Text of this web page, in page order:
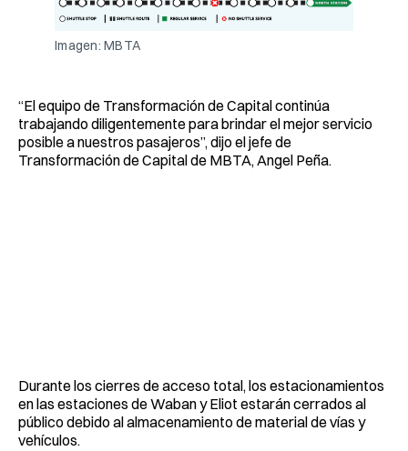
Imagen: MBTA
“El equipo de Transformación de Capital continúa
trabajando diligentemente para brindar el mejor servicio
posible a nuestros pasajeros”, dijo el jefe de
Transformación de Capital de MBTA, Angel Peña.
Durante los cierres de acceso total, los estacionamientos
en las estaciones de Waban y Eliot estarán cerrados al
público debido al almacenamiento de material de vías y
vehículos.